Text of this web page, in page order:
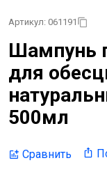
Артикул: 061191
Шампунь
для
500мл
Сравнить